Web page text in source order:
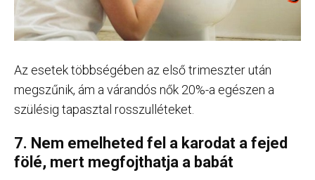
Az esetek többségében az első trimeszter után
megszűnik, ám a várandós nők 20%-a egészen a
szülésig tapasztal rosszulléteket.
7. Nem emelheted fel a karodat a fejed
fölé, mert megfojthatja a babát